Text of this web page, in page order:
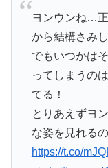
ヨンウンね…
から結構さみ
でもいつかは
ってしまうの
てる！
とりあえずヨ
な姿を見れる
https://t.co/